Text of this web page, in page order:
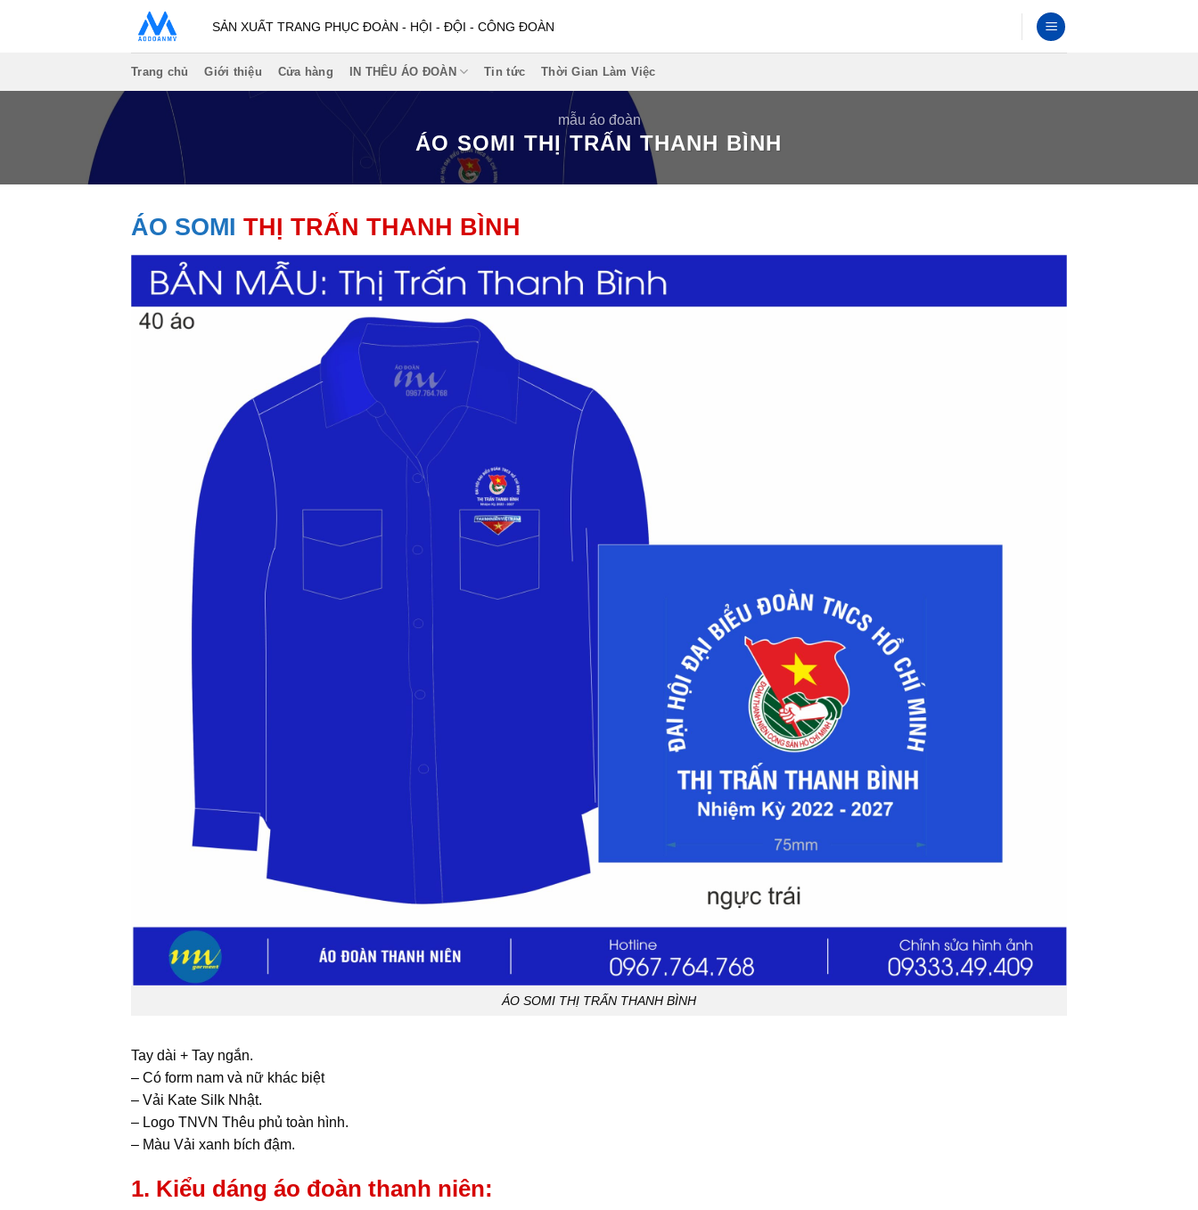
SẢN XUẤT TRANG PHỤC ĐOÀN - HỘI - ĐỘI - CÔNG ĐOÀN
Trang chủ Giới thiệu Cửa hàng IN THÊU ÁO ĐOÀN Tin tức Thời Gian Làm Việc
mẫu áo đoàn
ÁO SOMI THỊ TRẤN THANH BÌNH
ÁO SOMI THỊ TRẤN THANH BÌNH
ÁO SOMI THỊ TRẤN THANH BÌNH
Tay dài + Tay ngắn.
– Có form nam và nữ khác biệt
– Vải Kate Silk Nhật.
– Logo TNVN Thêu phủ toàn hình.
– Màu Vải xanh bích đậm.
1. Kiểu dáng áo đoàn thanh niên: